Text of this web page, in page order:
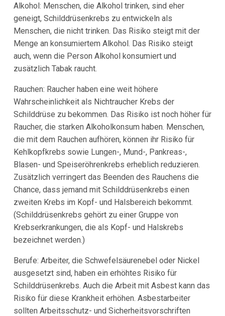
Alkohol: Menschen, die Alkohol trinken, sind eher
geneigt, Schilddrüsenkrebs zu entwickeln als
Menschen, die nicht trinken. Das Risiko steigt mit der
Menge an konsumiertem Alkohol. Das Risiko steigt
auch, wenn die Person Alkohol konsumiert und
zusätzlich Tabak raucht.
Rauchen: Raucher haben eine weit höhere
Wahrscheinlichkeit als Nichtraucher Krebs der
Schilddrüse zu bekommen. Das Risiko ist noch höher für
Raucher, die starken Alkoholkonsum haben. Menschen,
die mit dem Rauchen aufhören, können ihr Risiko für
Kehlkopfkrebs sowie Lungen-, Mund-, Pankreas-,
Blasen- und Speiseröhrenkrebs erheblich reduzieren.
Zusätzlich verringert das Beenden des Rauchens die
Chance, dass jemand mit Schilddrüsenkrebs einen
zweiten Krebs im Kopf- und Halsbereich bekommt.
(Schilddrüsenkrebs gehört zu einer Gruppe von
Krebserkrankungen, die als Kopf- und Halskrebs
bezeichnet werden.)
Berufe: Arbeiter, die Schwefelsäurenebel oder Nickel
ausgesetzt sind, haben ein erhöhtes Risiko für
Schilddrüsenkrebs. Auch die Arbeit mit Asbest kann das
Risiko für diese Krankheit erhöhen. Asbestarbeiter
sollten Arbeitsschutz- und Sicherheitsvorschriften